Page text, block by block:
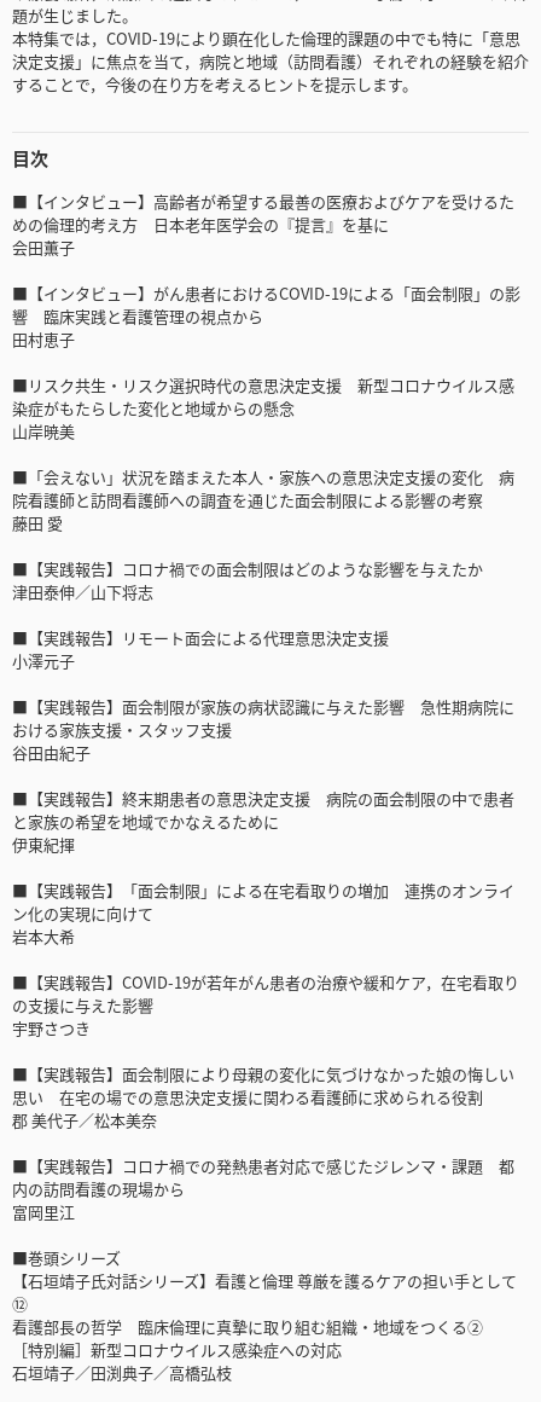
題が生じました。
本特集では，COVID-19により顕在化した倫理的課題の中でも特に「意思
決定支援」に焦点を当て，病院と地域（訪問看護）それぞれの経験を紹介
することで，今後の在り方を考えるヒントを提示します。
目次
■【インタビュー】高齢者が希望する最善の医療およびケアを受けるた
めの倫理的考え方 日本老年医学会の『提言』を基に
会田薫子
■【インタビュー】がん患者におけるCOVID-19による「面会制限」の影
響 臨床実践と看護管理の視点から
田村恵子
■リスク共生・リスク選択時代の意思決定支援 新型コロナウイルス感
染症がもたらした変化と地域からの懸念
山岸暁美
■「会えない」状況を踏まえた本人・家族への意思決定支援の変化 病
院看護師と訪問看護師への調査を通じた面会制限による影響の考察
藤田 愛
■【実践報告】コロナ禍での面会制限はどのような影響を与えたか
津田泰伸／山下将志
■【実践報告】リモート面会による代理意思決定支援
小澤元子
■【実践報告】面会制限が家族の病状認識に与えた影響 急性期病院に
おける家族支援・スタッフ支援
谷田由紀子
■【実践報告】終末期患者の意思決定支援 病院の面会制限の中で患者
と家族の希望を地域でかなえるために
伊東紀揮
■【実践報告】「面会制限」による在宅看取りの増加 連携のオンライ
ン化の実現に向けて
岩本大希
■【実践報告】COVID-19が若年がん患者の治療や緩和ケア，在宅看取り
の支援に与えた影響
宇野さつき
■【実践報告】面会制限により母親の変化に気づけなかった娘の悔しい
思い 在宅の場での意思決定支援に関わる看護師に求められる役割
郡 美代子／松本美奈
■【実践報告】コロナ禍での発熱患者対応で感じたジレンマ・課題 都
内の訪問看護の現場から
富岡里江
■巻頭シリーズ
【石垣靖子氏対話シリーズ】看護と倫理 尊厳を護るケアの担い手として
⑫
看護部長の哲学 臨床倫理に真摯に取り組む組織・地域をつくる②
［特別編］新型コロナウイルス感染症への対応
石垣靖子／田渕典子／高橋弘枝